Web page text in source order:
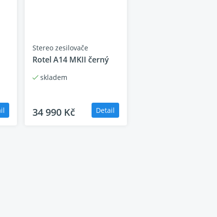
Stereo zesilovače
Rotel A14 MKII černý
skladem
34 990 Kč Detail